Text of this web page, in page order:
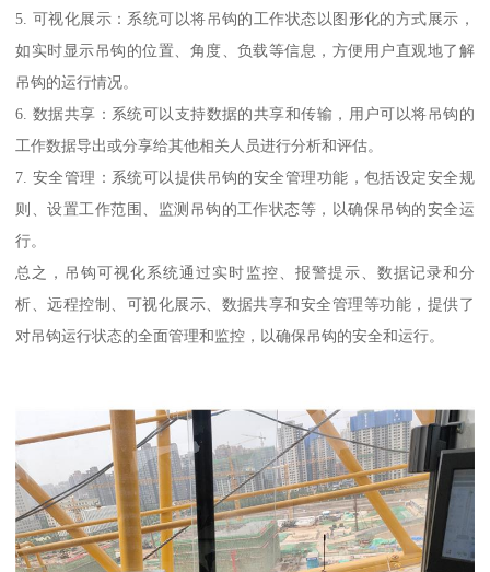
5. 可视化展示：系统可以将吊钩的工作状态以图形化的方式展示，
如实时显示吊钩的位置、角度、负载等信息，方便用户直观地了解
吊钩的运行情况。
6. 数据共享：系统可以支持数据的共享和传输，用户可以将吊钩的
工作数据导出或分享给其他相关人员进行分析和评估。
7. 安全管理：系统可以提供吊钩的安全管理功能，包括设定安全规
则、设置工作范围、监测吊钩的工作状态等，以确保吊钩的安全运
行。
总之，吊钩可视化系统通过实时监控、报警提示、数据记录和分
析、远程控制、可视化展示、数据共享和安全管理等功能，提供了
对吊钩运行状态的全面管理和监控，以确保吊钩的安全和运行。